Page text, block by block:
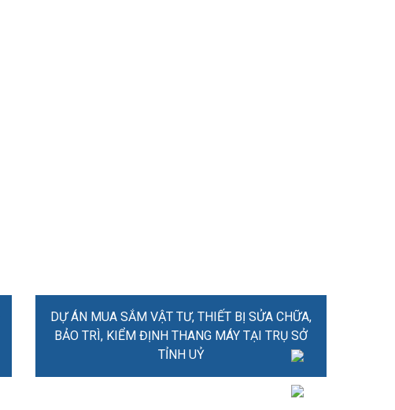
DỰ ÁN MUA SẮM VẬT TƯ, THIẾT BỊ SỬA CHỮA,
BẢO TRÌ, KIỂM ĐỊNH THANG MÁY TẠI TRỤ SỞ
TỈNH UỶ